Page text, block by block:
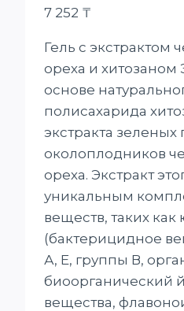
7 252 ₸
Гель с экстрактом
ореха и хитозаном
основе
полисахарида
экстракта зеленых
околоплодников
ореха. Экстракт
уникальным
веществ, таких как
(бактерицидное
А, Е, группы В,
биоорганический
вещества,